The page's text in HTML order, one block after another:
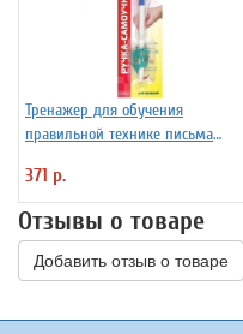
Тренажер для обучения
правильной технике письма
правшей
371 р.
Отзывы о товаре
Добавить отзыв о товаре